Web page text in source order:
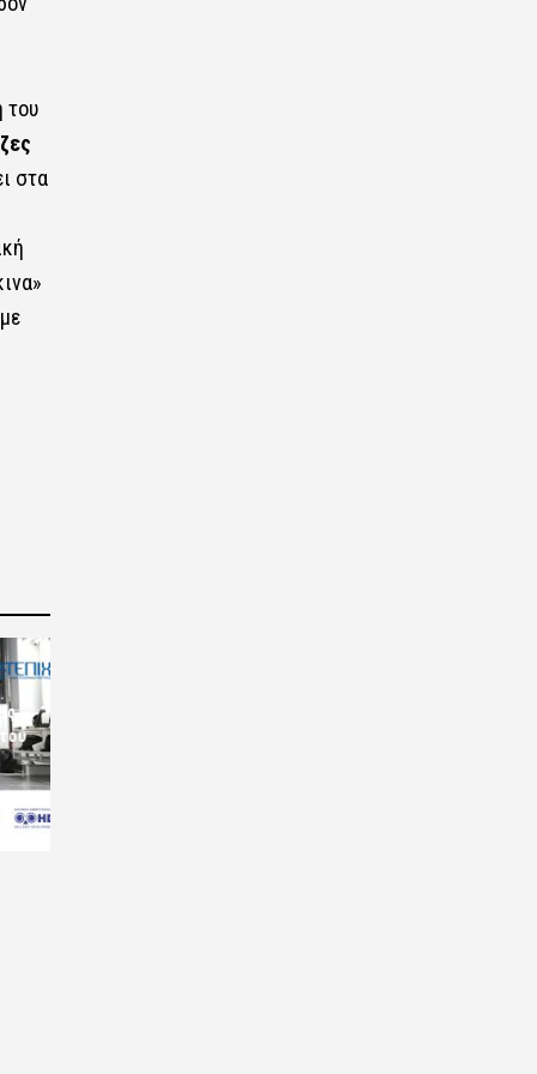
του
στα